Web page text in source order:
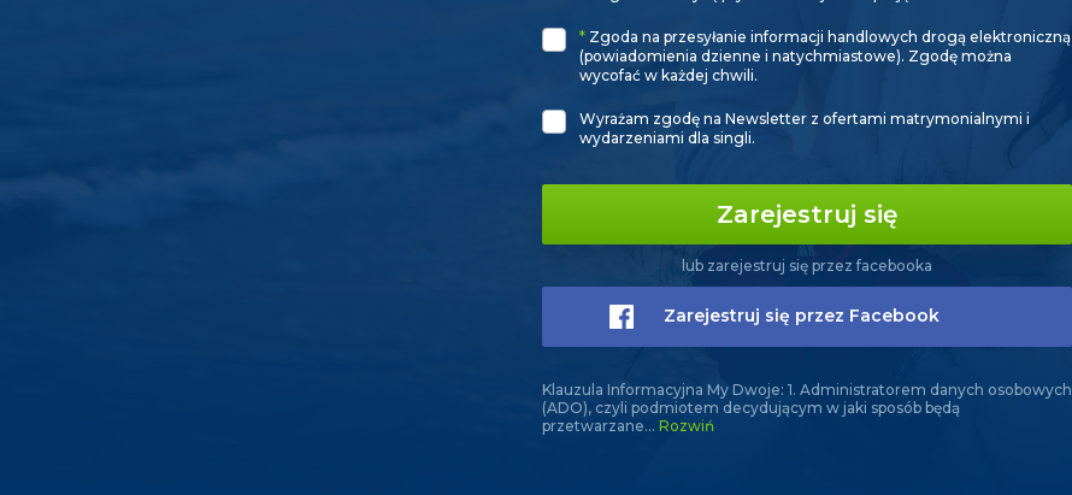
*Zgoda na przesyłanie informacji handlowych drogą elektroniczną
(powiadomienia dzienne i natychmiastowe). Zgodę można
wycofać w każdej chwili.
Wyrażam zgodę na Newsletter z ofertami matrymonialnymi i
wydarzeniami dla singli.
Zarejestruj się
lub zarejestruj się przez facebooka
Zarejestruj się przez Facebook
Klauzula Informacyjna My Dwoje: 1. Administratorem danych osobowych
(ADO), czyli podmiotem decydującym w jaki sposób będą
przetwarzane... Rozwiń